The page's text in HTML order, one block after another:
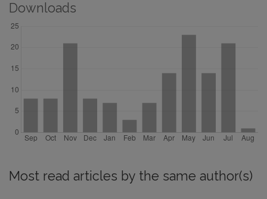
Downloads
Most read articles by the same author(s)